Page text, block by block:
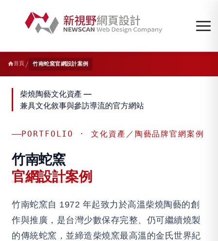
首頁 / 竹南蛇窯官網設計案例
柴燒陶藝文化資產 —
兼具文化敘事與參訪導流的官方網站
PORTFOLIO · 文化資產／陶藝品牌官網案例
竹南蛇窯
官網設計案例
竹南蛇窯自 1972 年起致力於高溫柴燒陶藝的創
作與推廣，是台灣少數保存完整、仍可繼續燒製
的傳統蛇窯，並締造柴燒窯最高溫的金氏世界紀